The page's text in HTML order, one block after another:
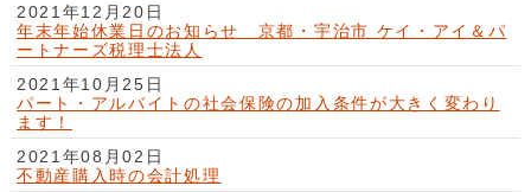
2021年12月20日
年末年始休業日のお知らせ 京都・宇治市 ケイ・アイ＆パ
ートナーズ税理士法人
2021年10月25日
パート・アルバイトの社会保険の加入条件が大きく変わり
ます！
2021年08月02日
不動産購入時の会計処理